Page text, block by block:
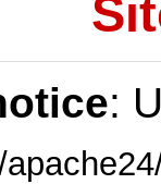
: